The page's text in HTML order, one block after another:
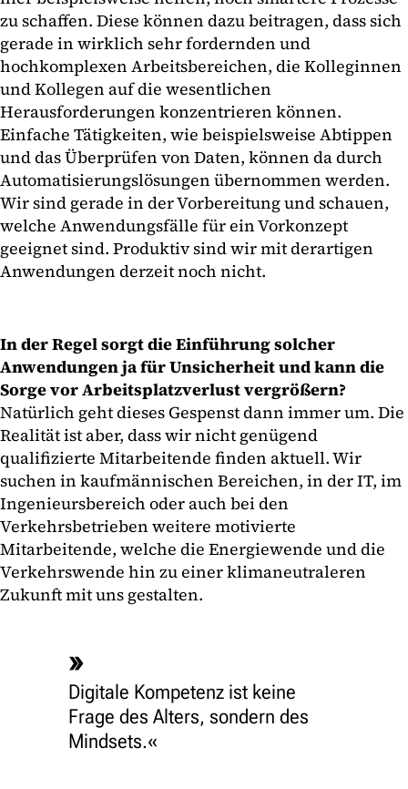
zu schaffen. Diese können dazu beitragen, dass sich
gerade in wirklich sehr fordernden und
hochkomplexen Arbeitsbereichen, die Kolleginnen
und Kollegen auf die wesentlichen
Herausforderungen konzentrieren können.
Einfache Tätigkeiten, wie beispielsweise Abtippen
und das Überprüfen von Daten, können da durch
Automatisierungslösungen übernommen werden.
Wir sind gerade in der Vorbereitung und schauen,
welche Anwendungsfälle für ein Vorkonzept
geeignet sind. Produktiv sind wir mit derartigen
Anwendungen derzeit noch nicht.
In der Regel sorgt die Einführung solcher
Anwendungen ja für Unsicherheit und kann die
Sorge vor Arbeitsplatzverlust vergrößern?
Natürlich geht dieses Gespenst dann immer um. Die
Realität ist aber, dass wir nicht genügend
qualifizierte Mitarbeitende finden aktuell. Wir
suchen in kaufmännischen Bereichen, in der IT, im
Ingenieursbereich oder auch bei den
Verkehrsbetrieben weitere motivierte
Mitarbeitende, welche die Energiewende und die
Verkehrswende hin zu einer klimaneutraleren
Zukunft mit uns gestalten.
Digitale Kompetenz ist keine
Frage des Alters, sondern des
Mindsets.